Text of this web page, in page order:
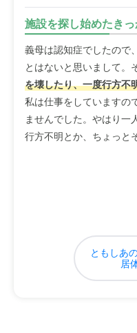
施設を探し始めたき
義母は認知症でしたので
とはないと思いまして。
を壊したり、一度行方不
私は仕事をしていますの
ませんでした。やはり一
行方不明とか、ちょっと
ともしあ
居